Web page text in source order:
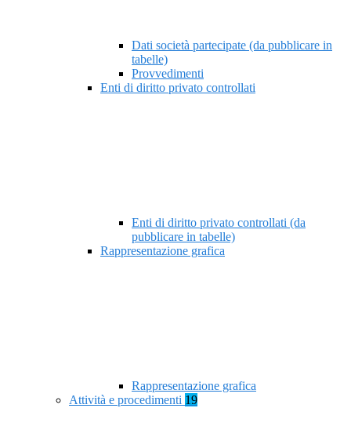
Dati società partecipate (da pubblicare in
tabelle)
Provvedimenti
Enti di diritto privato controllati
Enti di diritto privato controllati (da
pubblicare in tabelle)
Rappresentazione grafica
Rappresentazione grafica
Attività e procedimenti 19